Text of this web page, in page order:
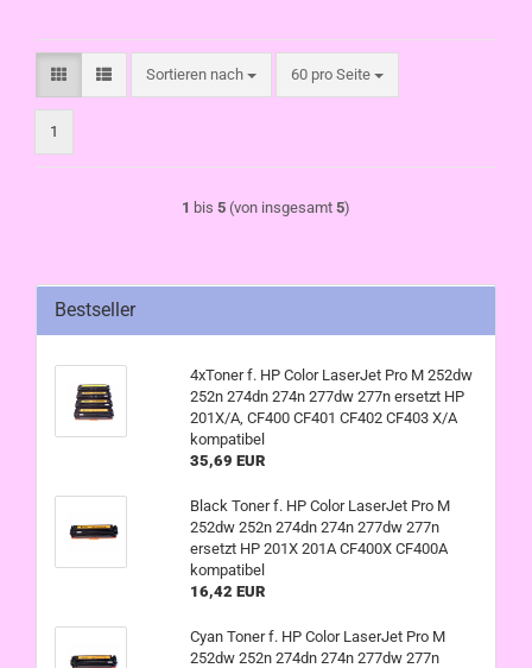
Sortieren nach
Sortieren nach 60 pro Seite
pro Seite
1
1 bis 5 (von insgesamt 5)
Bestseller
4xToner f. HP Color LaserJet Pro M 252dw
252n 274dn 274n 277dw 277n ersetzt HP
201X/A, CF400 CF401 CF402 CF403 X/A
kompatibel
35,69 EUR
Black Toner f. HP Color LaserJet Pro M
252dw 252n 274dn 274n 277dw 277n
ersetzt HP 201X 201A CF400X CF400A
kompatibel
16,42 EUR
Cyan Toner f. HP Color LaserJet Pro M
252dw 252n 274dn 274n 277dw 277n